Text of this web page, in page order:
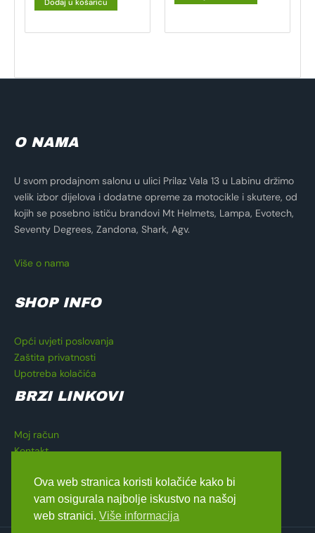
Dodaj u košaricu
O NAMA
U svom prodajnom salonu u ulici Prilaz Vala 13 u Labinu držimo
velik izbor dijelova i dodatne opreme za motocikle i skutere, od
kojih se posebno ističu brandovi Mt Helmets, Lampa, Evotech,
Seventy Degrees, Zandona, Shark, Agv.
Više o nama
SHOP INFO
Opći uvjeti poslovanja
Zaštita privatnosti
Upotreba kolačića
BRZI LINKOVI
Moj račun
Kontakt
Blagajna
Ova web stranica koristi kolačiće kako bi
vam osigurala najbolje iskustvo na našoj
web stranici. Više informacija